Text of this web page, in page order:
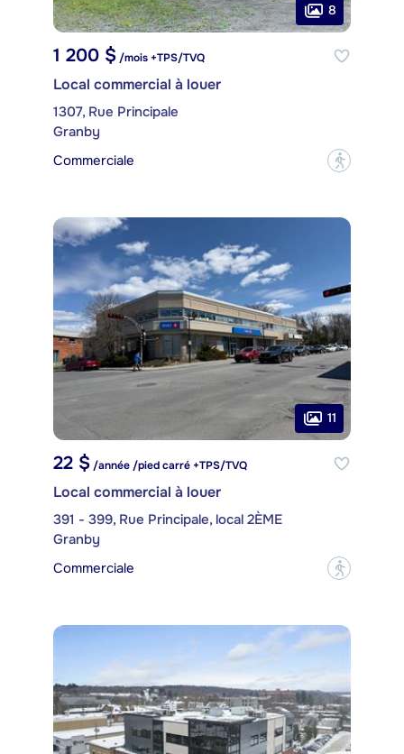
8
1 200 $ /mois +TPS/TVQ
Local commercial à louer
1307, Rue Principale
Granby
Commerciale
?
11
22 $/année /pied carré +TPS/TVQ
Local commercial à louer
391 - 399, Rue Principale, local 2ÈME
Granby
Commerciale
?